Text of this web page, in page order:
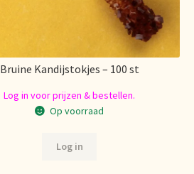
Bruine Kandijstokjes – 100 st
Log in voor prijzen & bestellen.
Op voorraad
Log in